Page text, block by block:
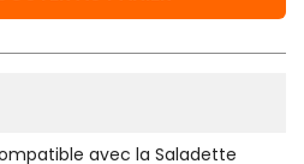
avec la Saladette